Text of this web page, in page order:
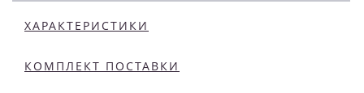
ХАРАКТЕРИСТИКИ
КОМПЛЕКТ ПОСТАВКИ